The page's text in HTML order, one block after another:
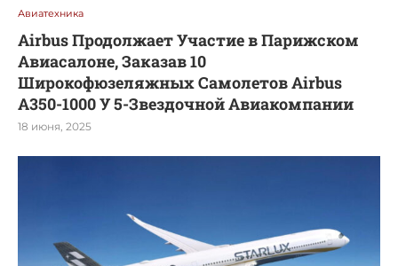
Авиатехника
Airbus Продолжает Участие в Парижском
Авиасалоне, Заказав 10
Широкофюзеляжных Самолетов Airbus
A350-1000 У 5-Звездочной Авиакомпании
18 июня, 2025